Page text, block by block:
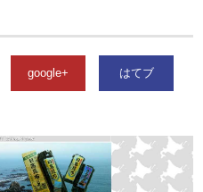
google+ はてブ